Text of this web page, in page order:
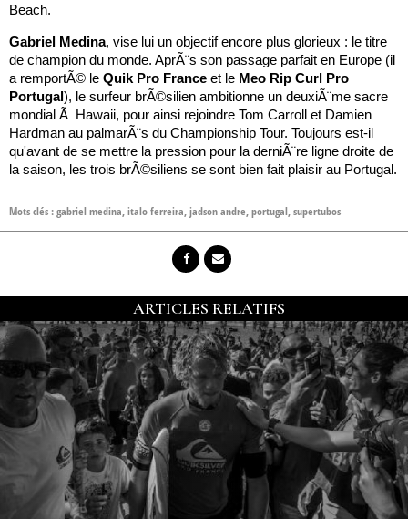
Beach.
Gabriel Medina, vise lui un objectif encore plus glorieux : le titre
de champion du monde. AprÃ¨s son passage parfait en Europe (il
a remportÃ© le Quik Pro France et le Meo Rip Curl Pro
Portugal), le surfeur brÃ©silien ambitionne un deuxiÃ¨me sacre
mondial Ã Hawaii, pour ainsi rejoindre Tom Carroll et Damien
Hardman au palmarÃ¨s du Championship Tour. Toujours est-il
qu'avant de se mettre la pression pour la derniÃ¨re ligne droite de
la saison, les trois brÃ©siliens se sont bien fait plaisir au Portugal.
Mots clés :gabriel medina,italo ferreira,jadson andre,portugal,supertubos
ARTICLES RELATIFS